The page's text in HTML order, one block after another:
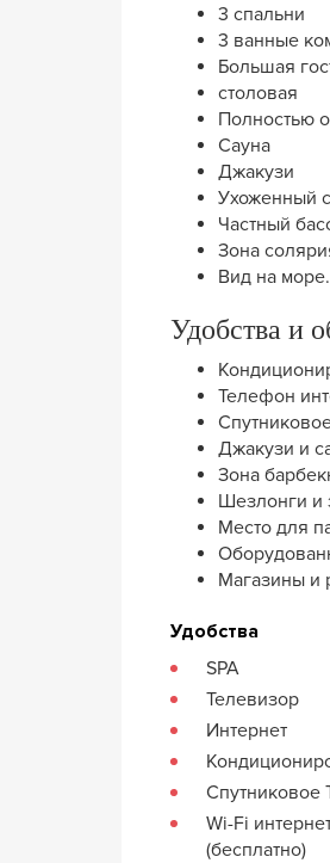
3 спальни
3 ванные
Большая
столовая
Полностью
Сауна
Джакузи
Ухоженный
Частный
Зона
Вид на море.
Удобства и
Телефон
Джакузи и
Зона
Шезлонги и
Место для
Магазины и
Удобства
SPA
Телевизор
Интернет
Спутниковое
Wi-Fi
(бесплатно)